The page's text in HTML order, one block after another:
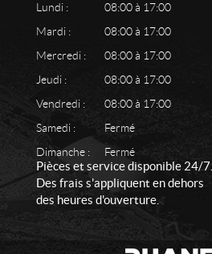
Lundi :
08:00 à 17:00
Mardi :
08:00 à 17:00
Mercredi :
08:00 à 17:00
Jeudi :
08:00 à 17:00
Vendredi :
08:00 à 17:00
Samedi :
Fermé
Dimanche :
Fermé
Pièces et service disponible 24/7.
Des frais s'appliquent en dehors
des heures d'ouverture.